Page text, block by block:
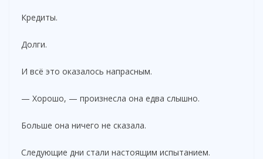
Кредиты.
Долги.
И всё это оказалось напрасным.
— Хорошо, — произнесла она едва слышно.
Больше она ничего не сказала.
Следующие дни стали настоящим испытанием.